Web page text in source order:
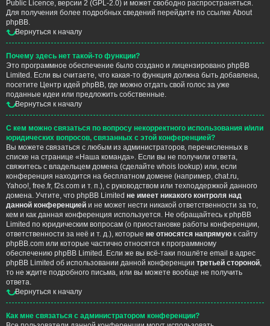
Public Licence, версии 2 (GPL-2.0) и может свободно распространяться.
Для получения более подробных сведений перейдите по ссылке About
phpBB.
Вернуться к началу
Почему здесь нет такой-то функции?
Это программное обеспечение было создано и лицензировано phpBB
Limited. Если вы считаете, что какая-то функция должна быть добавлена,
посетите Центр идей phpBB, где можно отдать свой голос за уже
поданные идеи или предложить собственные.
Вернуться к началу
С кем можно связаться по вопросу некорректного использования и/или
юридических вопросов, связанных с этой конференцией?
Вы можете связаться с любым из администраторов, перечисленных в
списке на странице «Наша команда». Если вы не получили ответа,
свяжитесь с владельцем домена (сделайте whois lookup) или, если
конференция находится на бесплатном домене (например, chat.ru,
Yahoo!, free.fr, f2s.com и т. п.), с руководством или техподдержкой данного
домена. Учтите, что phpBB Limited не имеет никакого контроля над
данной конференцией и не может нести никакой ответственности за то,
кем и как данная конференция используется. Не обращайтесь к phpBB
Limited по юридическим вопросам (о приостановке работы конференции,
ответственности за неё и т. д.), которые не относятся напрямую к сайту
phpBB.com или которые частично относятся к программному
обеспечению phpBB Limited. Если же вы всё-таки пошлёте email в адрес
phpBB Limited об использовании данной конференции третьей стороной,
то не ждите подробного письма, или вы можете вообще не получить
ответа.
Вернуться к началу
Как мне связаться с администратором конференции?